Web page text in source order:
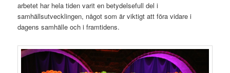
arbetet har hela tiden varit en betydelsefull del i
samhällsutvecklingen, något som är viktigt att föra vidare i
dagens samhälle och i framtidens.